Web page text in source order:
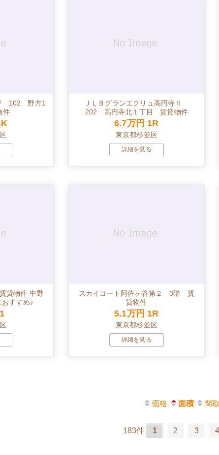
102 野方1
件
ＪＬＢグランエクリュ高円寺Ⅱ
202 高円寺北１丁目 賃貸物件
6.7万円 1R
東京都杉並区
詳細を見る
貸物件 中野
すすめ♪
1
スカイコート阿佐ヶ谷第２ 3階 賃
貸物件
5.1万円 1R
東京都杉並区
詳細を見る
価格 面積 間取
183件 1 2 3 4